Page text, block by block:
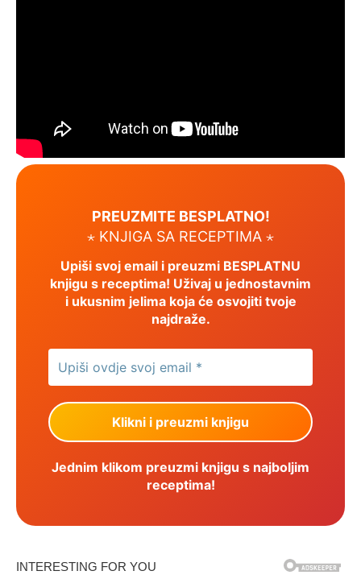
PREUZMITE BESPLATNO!
⋆ KNJIGA SA RECEPTIMA ⋆
Upiši svoj email i preuzmi BESPLATNU
knjigu s receptima! Uživaj u jednostavnim
i ukusnim jelima koja će osvojiti tvoje
najdraže.
Jednim klikom preuzmi knjigu s najboljim
receptima!